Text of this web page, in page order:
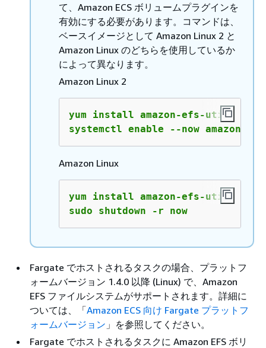
て、Amazon ECS ボリュームプラグインを
有効にする必要があります。コマンドは、
ベースイメージとして Amazon Linux 2 と
Amazon Linux のどちらを使用しているか
によって異なります。
Amazon Linux 2
yum install amazon-efs-utils
systemctl enable --now amazon-
Amazon Linux
yum install amazon-efs-utils
sudo shutdown -r now
Fargate でホストされるタスクの場合、プラットフ
ォームバージョン 1.4.0 以降 (Linux) で、Amazon
EFS ファイルシステムがサポートされます。詳細に
ついては、「Amazon ECS 向け Fargate プラットフ
ォームバージョン 」を参照してください。
Fargate でホストされるタスクに Amazon EFS ボリ